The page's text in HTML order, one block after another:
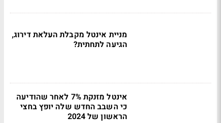
מניית אינטל מקבלת העלאת דירוג,
הגיעה לתחתית?
אינטל מזנקת 7% לאחר שהודיעה
כי השבב החדש שלה יופץ בחצי
הראשון של 2024